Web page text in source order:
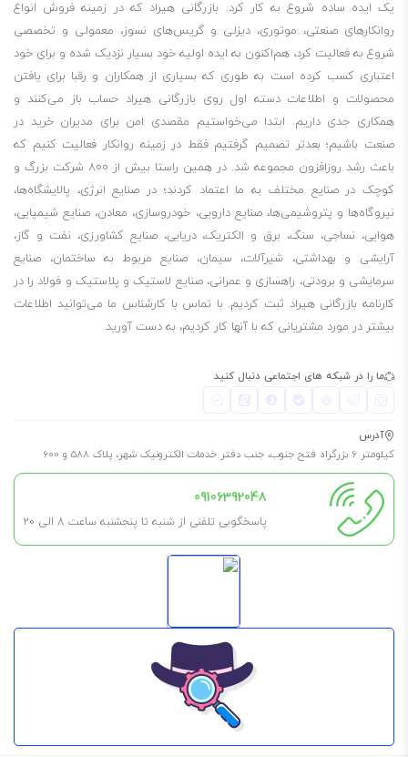
یک ایده ساده شروع به کار کرد. بازرگانی هیراد که در زمینه فروش انواع
روانکارهای صنعتی، موتوری، دیزلی و گریس‌های نسوز، معمولی و تخصصی
شروع به فعالیت کرد، هم‌اکنون به ایده اولیه خود بسیار نزدیک شده و برای خود
اعتباری کسب کرده است به طوری که بسیاری از همکاران و رقبا برای یافتن
محصولات و اطلاعات دسته اول روی بازرگانی هیراد حساب باز می‌کنند و
همکاری جدی داریم. ابتدا می‌خواستیم مقصدی امن برای مدیران خرید در
صنعت باشیم؛ بعدتر تصمیم گرفتیم فقط در زمینه روانکار فعالیت کنیم که
باعث رشد روزافزون مجموعه شد. در همین راستا بیش از 800 شرکت بزرگ و
کوچک در صنایع مختلف به ما اعتماد کردند؛ در صنایع انرژی، پالایشگاه‌ها،
نیروگاه‌ها و پتروشیمی‌ها، صنایع دارویی، خودروسازی، معادن، صنایع شیمیایی،
هوایی، نساجی، سنگ، برق و الکتریک، دریایی، صنایع کشاورزی، نفت و گاز،
آرایشی و بهداشتی، شیرآلات، سیمان، صنایع مربوط به ساختمان، صنایع
سرمایشی و برودتی، راهسازی و عمرانی، صنایع لاستیک و پلاستیک و فولاد را در
کارنامه بازرگانی هیراد ثبت کردیم. با تماس با کارشناس ما می‌توانید اطلاعات
بیشتر در مورد مشتریانی که با آنها کار کردیم، به دست آورید.
ما را در شبکه های اجتماعی دنبال کنید
آدرس
کیلومتر 6 بزرگراه فتح جنوب، جنب دفتر خدمات الکترونیک شهر، پلاک 588 و 600
09106392048
پاسخگویی تلفنی از شنبه تا پنجشنبه ساعت 8 الی ۲۰